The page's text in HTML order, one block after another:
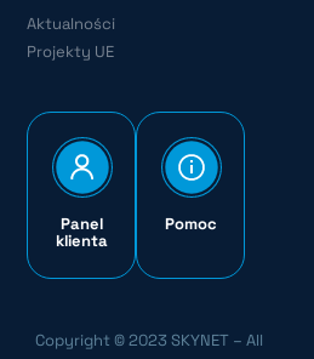
Aktualności
Projekty UE
Panel
klienta
Pomoc
Copyright © 2023 SKYNET – All